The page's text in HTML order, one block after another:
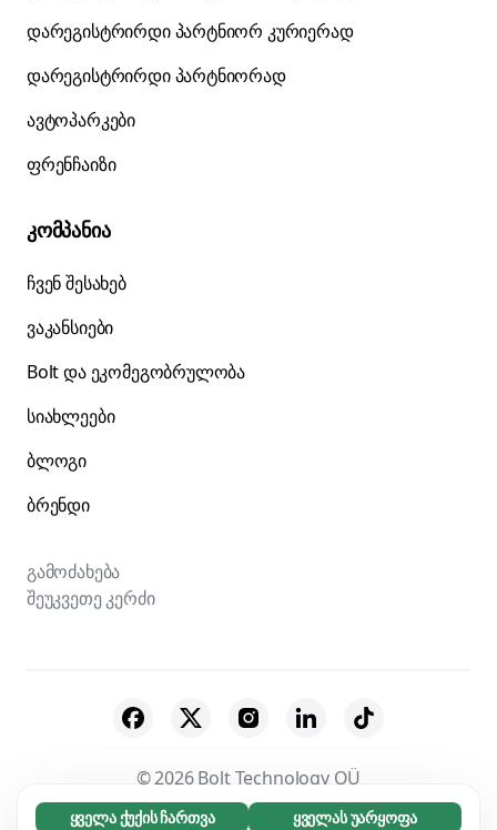
ყველა ქუქის ჩართვა ყველას უარყოფა
დარეგისტრირდი პარტნიორ კურიერად
დარეგისტრირდი პარტნიორად
ავტოპარკები
ფრენჩაიზი
კომპანია
ჩვენ შესახებ
ვაკანსიები
Bolt და ეკომეგობრულობა
სიახლეები
ბლოგი
ბრენდი
გამოძახება
შეუკვეთე კერძი
© 2026 Bolt Technology OÜ